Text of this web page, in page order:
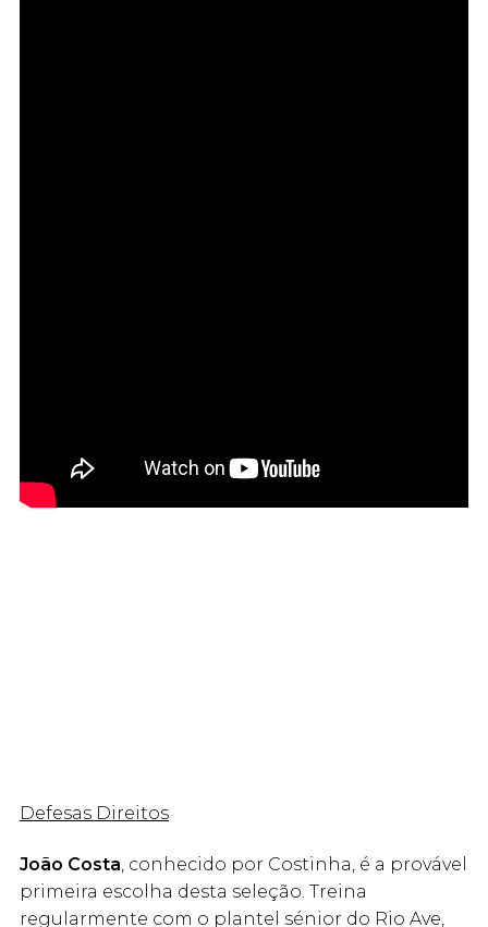
Defesas Direitos
João Costa, conhecido por Costinha, é a provável
primeira escolha desta seleção. Treina
regularmente com o plantel sénior do Rio Ave,